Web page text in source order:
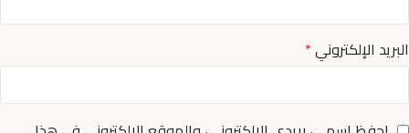
البريد الإلكتروني*